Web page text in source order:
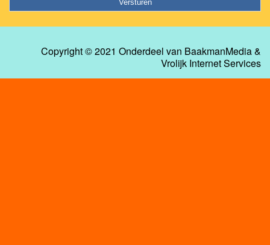
Copyright © 2021 Onderdeel van BaakmanMedia&
Vrolijk Internet Services